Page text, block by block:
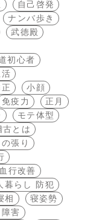
自己啓発
ナンバ歩き
武徳殿
初心者
小顔
免疫力
正月
モテ体型
古とは
張り
血行改善
暮らし 防犯
相
寝姿勢
害